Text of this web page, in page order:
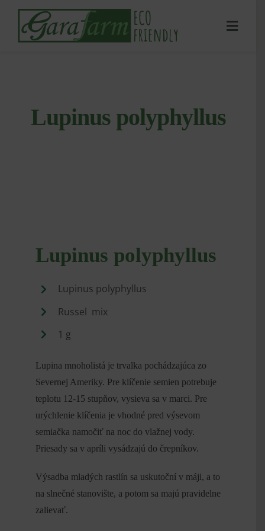
content
Lupinus polyphyllus
Lupinus polyphyllus
Lupinus polyphyllus
Russel mix
1 g
Lupina mnoholistá je trvalka pochádzajúca zo
Severnej Ameriky. Pre klíčenie semien potrebuje
teplotu 12-15 stupňov, vysieva sa v marci. Pre
urýchlenie klíčenia je vhodné pred výsevom
semiačka namočiť na noc do vlažnej vody.
Priesady sa v apríli vysádzajú do črepníkov.
Výsadba mladých rastlín sa uskutoční v máji, a to
na slnečné stanovište, a potom sa majú pravidelne
zalievať.